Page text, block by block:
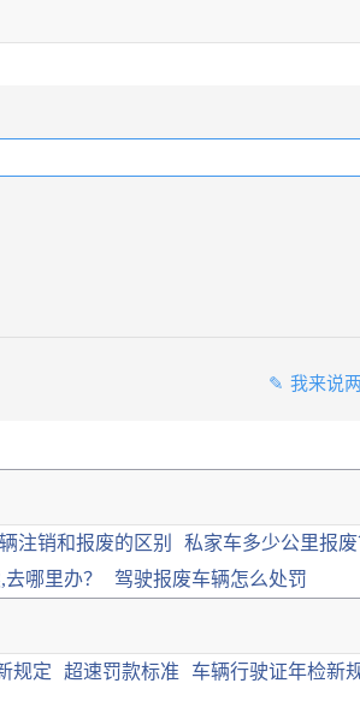
我来说
注销和报废的区别 私家车多少公里报废
哪里办？ 驾驶报废车辆怎么处罚
规定 超速罚款标准 车辆行驶证年检新